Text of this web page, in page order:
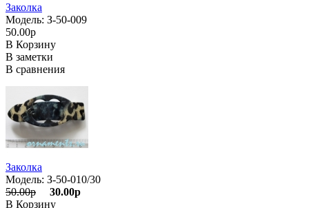
Заколка
Модель: З-50-009
50.00р
В Корзину
В заметки
В сравнения
Заколка
Модель: З-50-010/30
50.00р
30.00р
В Корзину